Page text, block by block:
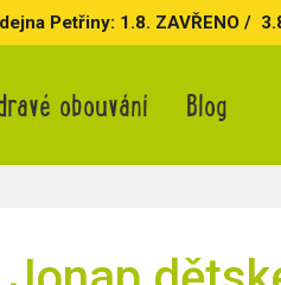
Petřiny: 1.8. ZAVŘENO /
obouvání Blog